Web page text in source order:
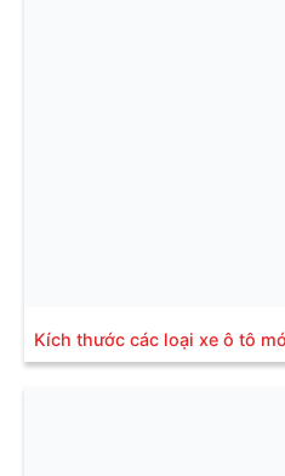
Kích thước các loại xe ô tô